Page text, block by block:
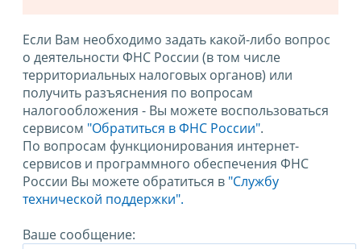
Если Вам необходимо задать какой-либо вопрос
о деятельности ФНС России (в том числе
территориальных налоговых органов) или
получить разъяснения по вопросам
налогообложения - Вы можете воспользоваться
сервисом "Обратиться в ФНС России".
По вопросам функционирования интернет-
сервисов и программного обеспечения ФНС
России Вы можете обратиться в "Службу
технической поддержки".
Ваше сообщение: